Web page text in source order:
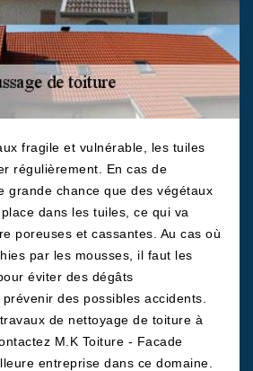
fragile et vulnérable, les tuiles
régulièrement. En cas de
grande chance que des végétaux
dans les tuiles, ce qui va
poreuses et cassantes. Au cas où
par les mousses, il faut les
éviter des dégâts
des possibles accidents.
de nettoyage de toiture à
M.K Toiture - Facade
entreprise dans ce domaine.